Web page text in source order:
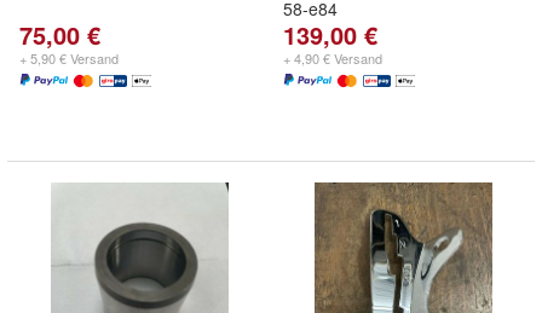
75,00 €
+ 5,90 € Versand
58-e84
139,00 €
+ 4,90 € Versand